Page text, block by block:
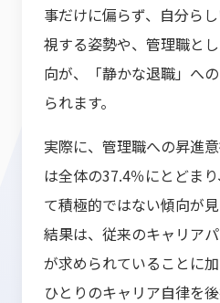
事だけに偏らず、自分ら
視する姿勢や、管理職と
向が、「静かな退職」へ
られます。
実際に、管理職への昇進
は全体の37.4％にとどま
て積極的ではない傾向が
結果は、従来のキャリア
が求められていることに
ひとりのキャリア自律を